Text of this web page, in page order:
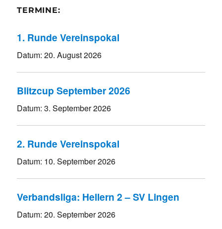
TERMINE:
1. Runde Vereinspokal
Datum:20. August 2026
Blitzcup September 2026
Datum:3. September 2026
2. Runde Vereinspokal
Datum: 10. September 2026
Verbandsliga: Hellern 2 – SV Lingen
Datum:20. September 2026